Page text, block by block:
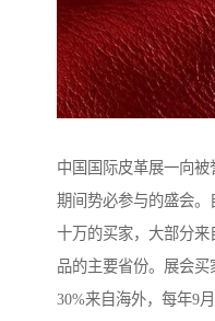
中国国际皮革展一向
期间势必参与的盛会。
十万的买家，大部分
品的主要省份。展会
30%来自海外，每年9